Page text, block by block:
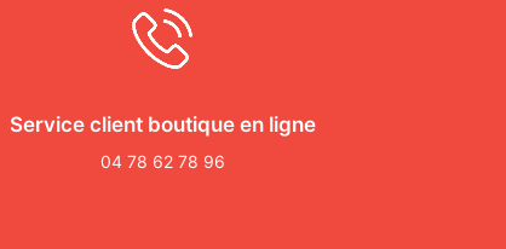
Service client boutique en ligne
04 78 62 78 96